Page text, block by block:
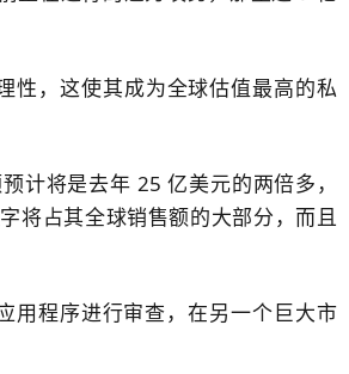
性，这使其成为全球估值最高的私
计将是去年 25 亿美元的两倍多，
将占其全球销售额的大部分，而且
用程序进行审查，在另一个巨大市